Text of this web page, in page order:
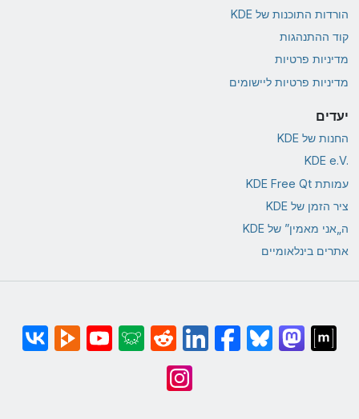
הורדות התוכנות של KDE
קוד ההתנהגות
מדיניות פרטיות
מדיניות פרטיות ליישומים
יעדים
החנות של KDE
KDE e.V.‎
עמותת KDE Free Qt
ציר הזמן של KDE
ה„אני מאמין” של KDE
אתרים בינלאומיים